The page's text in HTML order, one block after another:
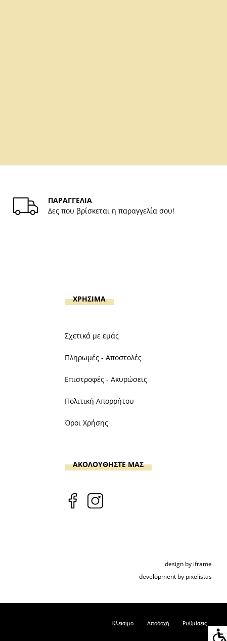
ΠΑΡΑΓΓΕΛΙΑ
Δες που βρίσκεται η παραγγελία σου!
ΧΡΗΣΙΜΑ
Σχετικά με εμάς
Πληρωμές - Αποστολές
Επιστροφές - Ακυρώσεις
Πολιτική Απορρήτου
Όροι Χρήσης
ΑΚΟΛΟΥΘΗΣΤΕ ΜΑΣ
design by iframe
development by pixelistas
Κλεισιμο
Αποδοχή Ρυθμίσεις